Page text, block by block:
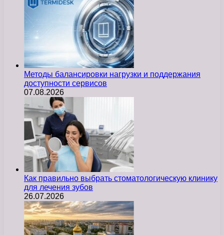
Методы балансировки нагрузки и поддержания
доступности сервисов
07.08.2026
Как правильно выбрать стоматологическую клинику
для лечения зубов
26.07.2026